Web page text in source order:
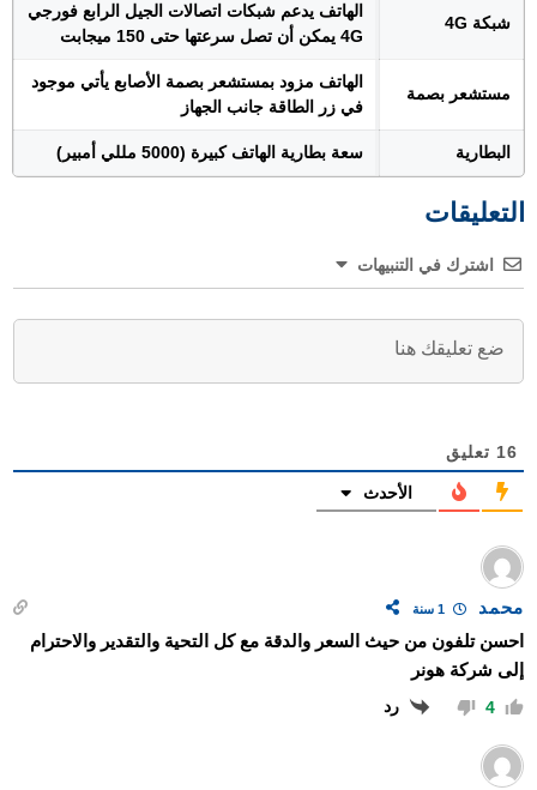
شبكة 4G
الهاتف يدعم شبكات اتصالات الجيل الرابع فورجي
4G يمكن أن تصل سرعتها حتى 150 ميجابت
مستشعر بصمة
الهاتف مزود بمستشعر بصمة الأصابع يأتي موجود
في زر الطاقة جانب الجهاز
البطارية سعة بطارية الهاتف كبيرة (5000 مللي أمبير)
التعليقات
اشترك في التنبيهات
16 تعليق
الأحدث
محمد
احسن تلفون من حيث السعر والدقة مع كل التحية والتقدير والاحترام
إلى شركة هونر
4 رد